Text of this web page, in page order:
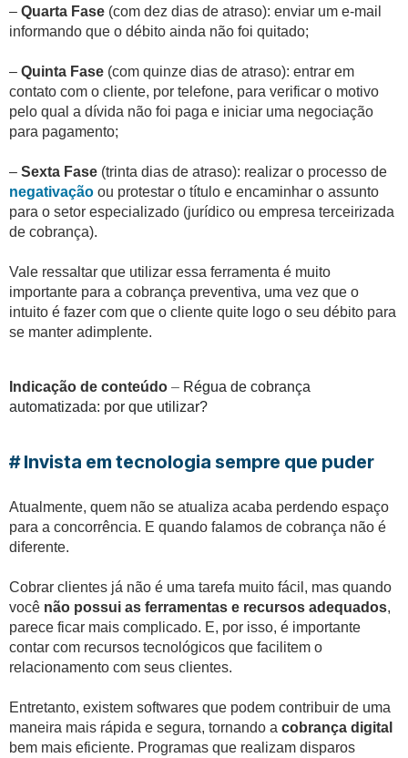
– Quarta Fase (com dez dias de atraso): enviar um e-mail
informando que o débito ainda não foi quitado;
– Quinta Fase (com quinze dias de atraso): entrar em
contato com o cliente, por telefone, para verificar o motivo
pelo qual a dívida não foi paga e iniciar uma negociação
para pagamento;
– Sexta Fase (trinta dias de atraso): realizar o processo de
negativação ou protestar o título e encaminhar o assunto
para o setor especializado (jurídico ou empresa terceirizada
de cobrança).
Vale ressaltar que utilizar essa ferramenta é muito
importante para a cobrança preventiva, uma vez que o
intuito é fazer com que o cliente quite logo o seu débito para
se manter adimplente.
Indicação de conteúdo – Régua de cobrança
automatizada: por que utilizar?
# Invista em tecnologia sempre que puder
Atualmente, quem não se atualiza acaba perdendo espaço
para a concorrência. E quando falamos de cobrança não é
diferente.
Cobrar clientes já não é uma tarefa muito fácil, mas quando
você não possui as ferramentas e recursos adequados,
parece ficar mais complicado. E, por isso, é importante
contar com recursos tecnológicos que facilitem o
relacionamento com seus clientes.
Entretanto, existem softwares que podem contribuir de uma
maneira mais rápida e segura, tornando a cobrança digital
bem mais eficiente. Programas que realizam disparos